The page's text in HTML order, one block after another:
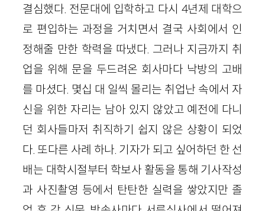
결심했다. 전문대에 입학하고 다시 4년제 대학으
로 편입하는 과정을 거치면서 결국 사회에서 인
정해줄 만한 학력을 따냈다. 그러나 지금까지 취
업을 위해 문을 두드려온 회사마다 낙방의 고배
를 마셨다. 몇십 대 일씩 몰리는 취업난 속에서 자
신을 위한 자리는 남아 있지 않았고 예전에 다니
던 회사들마저 취직하기 쉽지 않은 상황이 되었
다. 또다른 사례 하나. 기자가 되고 싶어하던 한 선
배는 대학시절부터 학보사 활동을 통해 기사작성
과 사진촬영 등에서 탄탄한 실력을 쌓았지만 졸